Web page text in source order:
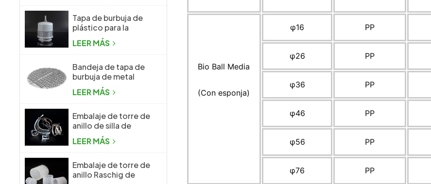
Tapa de burbuja de
plástico para la
industria química
LEER MÁS
Bandeja de tapa de
burbuja de metal
para la industria
química
LEER MÁS
Embalaje de torre de
anillo de silla de
montar Intalox de
metal
LEER MÁS
Embalaje de torre de
anillo Raschig de
Bio Ball Media
(Con esponja)
φ16 PP
φ26 PP
φ36 PP
φ46 PP
φ56 PP
φ76 PP